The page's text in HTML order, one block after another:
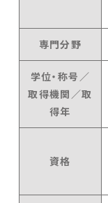
専門分野
学位・称号／
取得機関／取
得年
資格